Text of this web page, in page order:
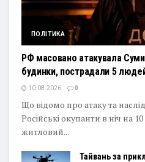
ПОЛІТИКА
РФ масовано атакувала
будинки, пострадали 5
10.08.2026 0
Що відомо про атаку та
Російські окупанти в ніч на
житловий...
Тайвань за